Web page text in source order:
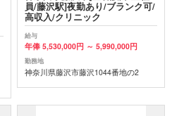
員/藤沢駅]夜勤あり/ブランク可/
高収入/クリニック
給与
年俸 5,530,000円 ～ 5,990,000円
勤務地
神奈川県藤沢市藤沢1044番地の2